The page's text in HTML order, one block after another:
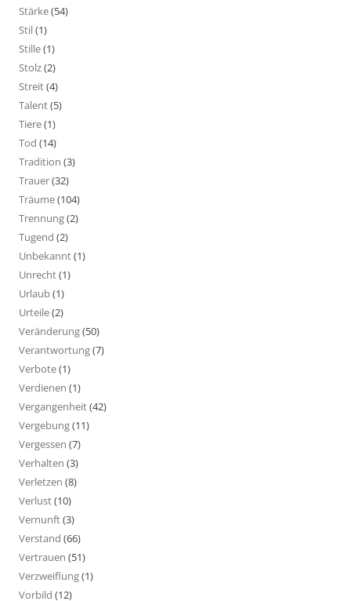
Stärke(54)
Stil(1)
Stille(1)
Stolz(2)
Streit(4)
Talent(5)
Tiere(1)
Tod (14)
Tradition (3)
Trauer(32)
Träume(104)
Trennung(2)
Tugend (2)
Unbekannt(1)
Unrecht(1)
Urlaub(1)
Urteile(2)
Veränderung(50)
Verantwortung(7)
Verbote(1)
Verdienen (1)
Vergangenheit(42)
Vergebung(11)
Vergessen (7)
Verhalten (3)
Verletzen (8)
Verlust(10)
Vernunft(3)
Verstand (66)
Vertrauen (51)
Verzweiflung(1)
Vorbild (12)